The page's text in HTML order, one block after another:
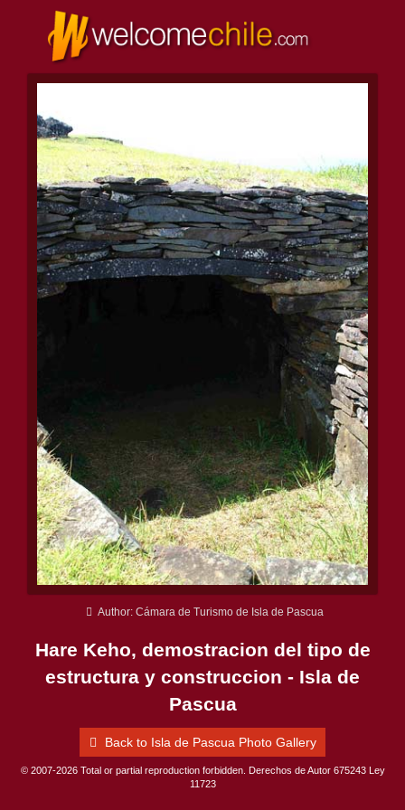
Author: Cámara de Turismo de Isla de Pascua
Hare Keho, demostracion del tipo de
estructura y construccion - Isla de
Pascua
Back to Isla de Pascua Photo Gallery
© 2007-2026 Total or partial reproduction forbidden. Derechos de Autor 675243 Ley
11723